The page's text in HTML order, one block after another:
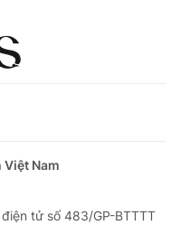
Nam
tử số 483/GP-BTTTT